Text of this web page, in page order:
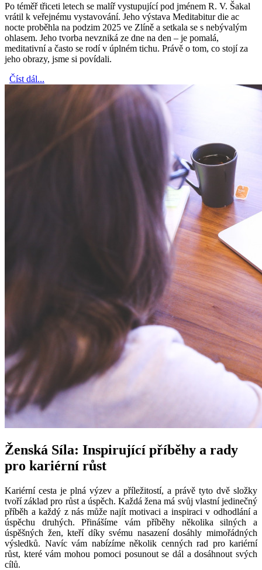
Po téměř třiceti letech se malíř vystupující pod jménem R. V. Šakal
vrátil k veřejnému vystavování. Jeho výstava Meditabitur die ac
nocte proběhla na podzim 2025 ve Zlíně a setkala se s nebývalým
ohlasem. Jeho tvorba nevzniká ze dne na den – je pomalá,
meditativní a často se rodí v úplném tichu. Právě o tom, co stojí za
jeho obrazy, jsme si povídali.
Číst dál...
Ženská Síla: Inspirující příběhy a rady
pro kariérní růst
Kariérní cesta je plná výzev a příležitostí, a právě tyto dvě složky
tvoří základ pro růst a úspěch. Každá žena má svůj vlastní jedinečný
příběh a každý z nás může najít motivaci a inspiraci v odhodlání a
úspěchu druhých. Přinášíme vám příběhy několika silných a
úspěšných žen, kteří díky svému nasazení dosáhly mimořádných
výsledků. Navíc vám nabízíme několik cenných rad pro kariérní
růst, které vám mohou pomoci posunout se dál a dosáhnout svých
cílů.